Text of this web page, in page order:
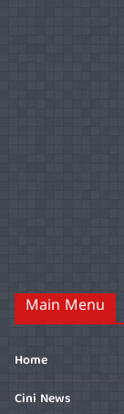
Main Menu
Home
Cini News